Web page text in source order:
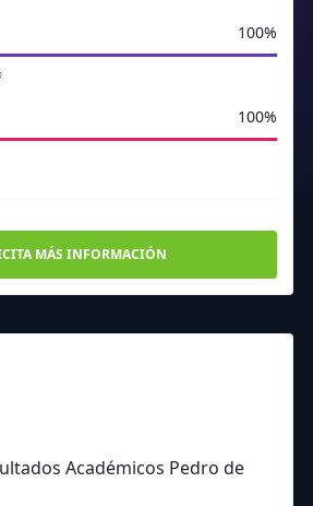
100%
100%
MÁS INFORMACIÓN
Académicos Pedro de